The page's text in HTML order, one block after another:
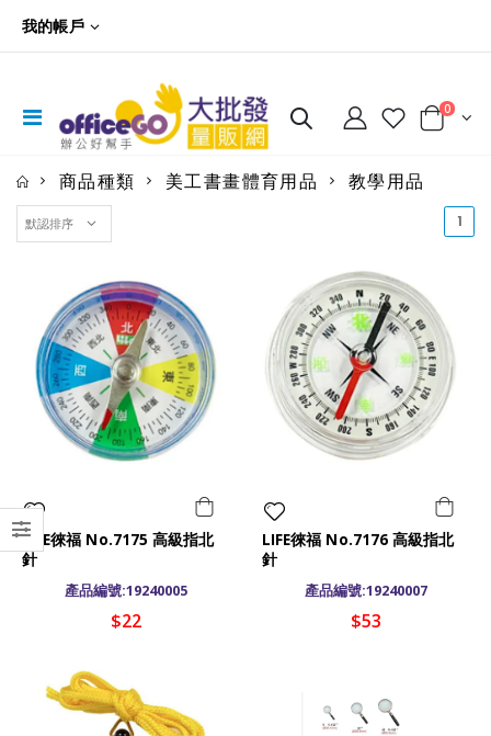
我的帳戶
0
商品種類 美工書畫體育用品 教學用品
1
LIFE徠福 No.7175 高級指北
針
產品編號:19240005
$22
LIFE徠福 No.7176 高級指北
針
產品編號:19240007
$53